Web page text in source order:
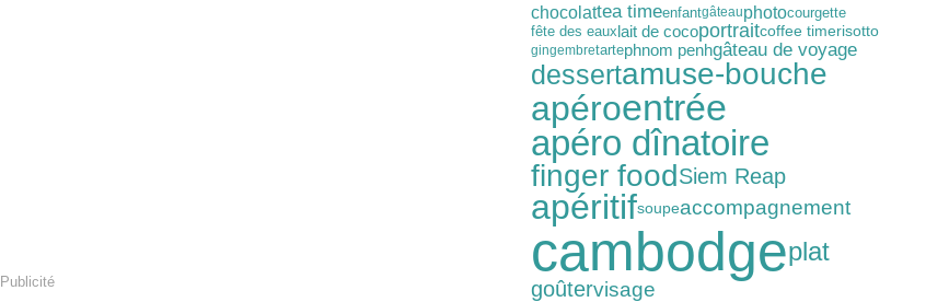
Publicité
chocolattea timeenfantgâteauphotocourgette
fête des eauxlait de cocoportraitcoffee timerisotto
gingembretartephnom penhgâteau de voyage
dessertamuse-bouche
apéroentrée
apéro dînatoire
finger foodSiem Reap
apéritifsoupeaccompagnement
cambodgeplat
goûtervisage